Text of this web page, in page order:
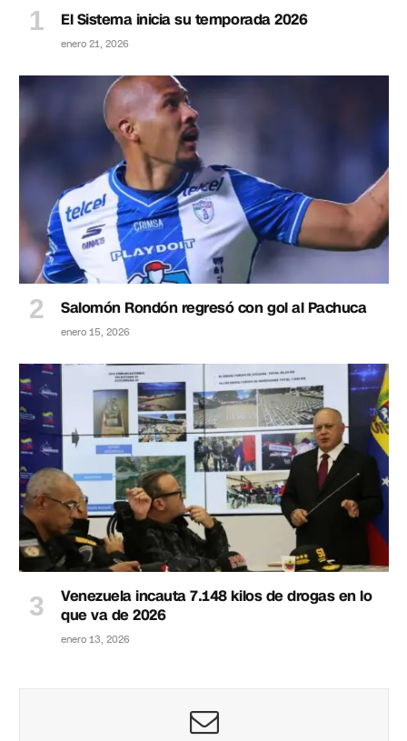
El Sistema inicia su temporada 2026
enero 21, 2026
Salomón Rondón regresó con gol al Pachuca
enero 15, 2026
Venezuela incauta 7.148 kilos de drogas en lo
que va de 2026
enero 13, 2026